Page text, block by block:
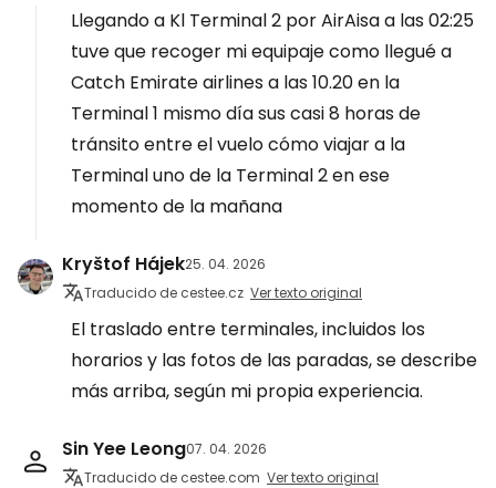
Llegando a Kl Terminal 2 por AirAisa a las 02:25
tuve que recoger mi equipaje como llegué a
Catch Emirate airlines a las 10.20 en la
Terminal 1 mismo día sus casi 8 horas de
tránsito entre el vuelo cómo viajar a la
Terminal uno de la Terminal 2 en ese
momento de la mañana
Kryštof Hájek25. 04. 2026
Traducido de cestee.cz Ver texto original
El traslado entre terminales, incluidos los
horarios y las fotos de las paradas, se describe
más arriba, según mi propia experiencia.
Sin Yee Leong07. 04. 2026
Traducido de cestee.com Ver texto original